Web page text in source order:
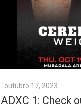
outubro 17, 2023
ADXC 1: Check